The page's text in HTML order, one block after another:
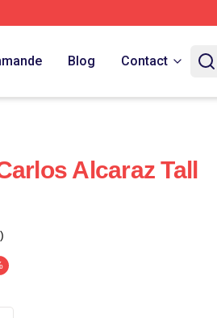
Blog Contact
Alcaraz Tall